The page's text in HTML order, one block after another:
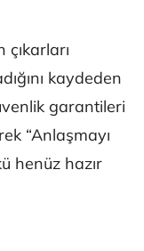
çıkarları
kaydeden
garantileri
“Anlaşmayı
henüz hazır